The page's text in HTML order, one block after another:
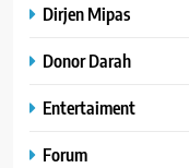
Dirjen Mipas
Donor Darah
Entertaiment
Forum